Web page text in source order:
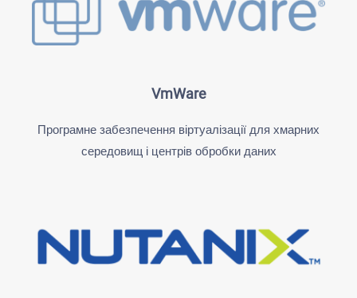
VmWare
Програмне забезпечення віртуалізації для хмарних
середовищ і центрів обробки даних